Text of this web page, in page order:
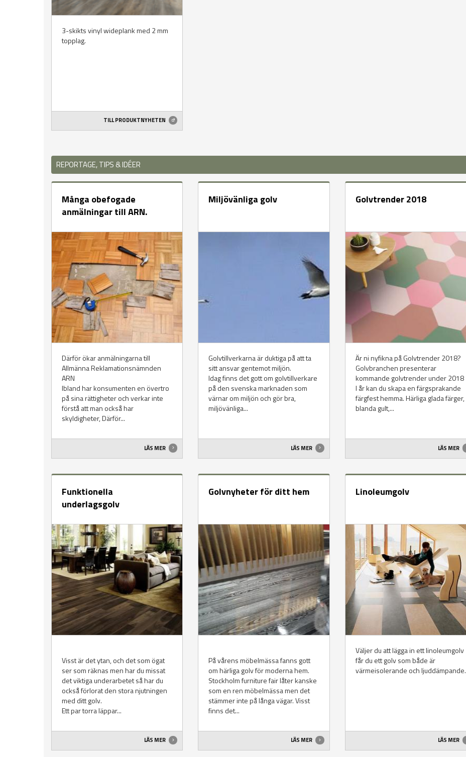
3-skikts vinyl wideplank med 2 mm
topplag.
TILL PRODUKTNYHETEN
REPORTAGE, TIPS & IDÉER
Många obefogade
anmälningar till ARN.
Därför ökar anmälningarna till
Allmänna Reklamationsnämnden
ARN
Ibland har konsumenten en övertro
på sina rättigheter och verkar inte
förstå att man också har
skyldigheter, Därför...
LÄS MER
Miljövänliga golv
Golvtillverkarna är duktiga på att ta
sitt ansvar gentemot miljön.
Idag finns det gott om golvtillverkare
på den svenska marknaden som
värnar om miljön och gör bra,
miljövänliga...
LÄS MER
Golvtrender 2018
Är ni nyfikna på Golvtrender 2018?
Golvbranchen presenterar
kommande golvtrender under 2018
I år kan du skapa en färgsprakande
färgfest hemma. Härliga glada färger,
blanda gult,...
LÄS MER
Funktionella
underlagsgolv
Visst är det ytan, och det som ögat
ser som räknas men har du missat
det viktiga underarbetet så har du
också förlorat den stora njutningen
med ditt golv.
Ett par torra läppar...
LÄS MER
Golvnyheter för ditt hem
På vårens möbelmässa fanns gott
om härliga golv för moderna hem.
Stockholm furniture fair låter kanske
som en ren möbelmässa men det
stämmer inte på långa vägar. Visst
finns det...
LÄS MER
Linoleumgolv
Väljer du att lägga in ett linoleumgolv
får du ett golv som både är
värmeisolerande och ljuddämpande.
LÄS MER